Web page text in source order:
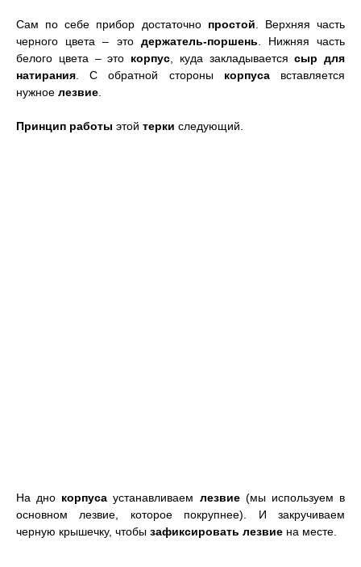
Сам по себе прибор достаточно простой. Верхняя часть
черного цвета – это держатель-поршень. Нижняя часть
белого цвета – это корпус, куда закладываетсясыр для
натирания. С обратной стороны корпусавставляется
нужное лезвие.
Принцип работы этой терки следующий.
На дно корпуса устанавливаем лезвие(мы используем в
основном лезвие, которое покрупнее). И закручиваем
черную крышечку, чтобы зафиксировать лезвие на месте.